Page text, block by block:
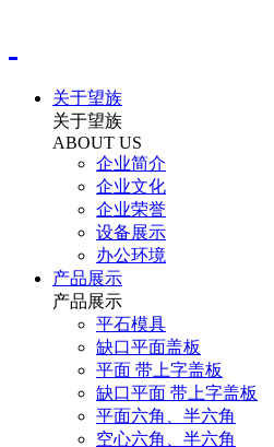
关于望族
关于望族
ABOUT US
企业简介
企业文化
企业荣誉
设备展示
办公环境
产品展示
产品展示
平石模具
缺口平面盖板
平面 带上字盖板
缺口平面 带上字盖板
平面六角、半六角
空心六角、半六角